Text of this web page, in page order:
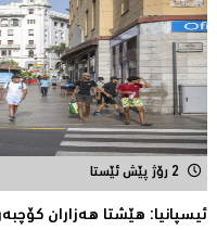
2 رۆژ پێش ئێستا
ئیسپانیا: هێشتا هه‌زاران